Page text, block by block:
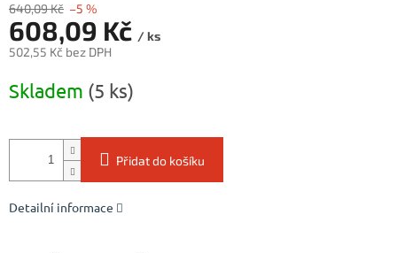
640,09 Kč –5 %
608,09 Kč / ks
502,55 Kč bez DPH
cena:
Skladem (5 ks)
Přidat do košíku
Detailní informace